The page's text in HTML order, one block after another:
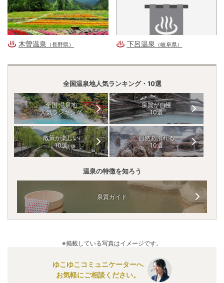
木曽温泉 （長野県） 下呂温泉 （岐阜県）
全国温泉地人気ランキング・10選
全国 温泉地
人気ランキング
泉質が自慢
10選
散策が楽しい
10選
自然あふれる
10選
温泉の特徴を知ろう
泉質ガイド
※掲載している写真はイメージです。
ゆこゆこコミュニケーターへ
お気軽にご相談ください。